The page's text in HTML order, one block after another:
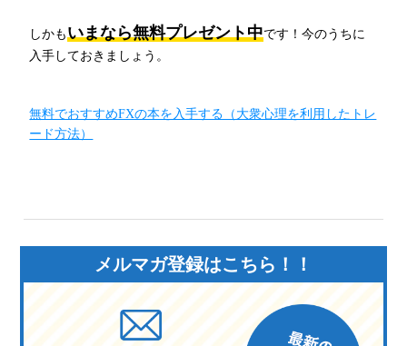
しかもいまなら無料プレゼント中です！今のうちに
入手しておきましょう。
無料でおすすめFXの本を入手する（大衆心理を利用したトレ
ード方法）
メルマガ登録はこちら！！